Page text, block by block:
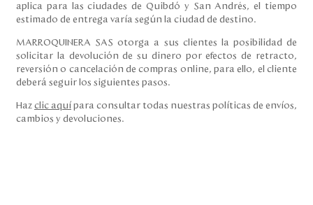
aplica para las ciudades de Quibdó y San Andrés, el tiempo
estimado de entrega varía según la ciudad de destino.
MARROQUINERA SAS otorga a sus clientes la posibilidad de
solicitar la devolución de su dinero por efectos de retracto,
reversión o cancelación de compras online, para ello, el cliente
deberá seguir los siguientes pasos.
Haz clic aquí para consultar todas nuestras políticas de envíos,
cambios y devoluciones.